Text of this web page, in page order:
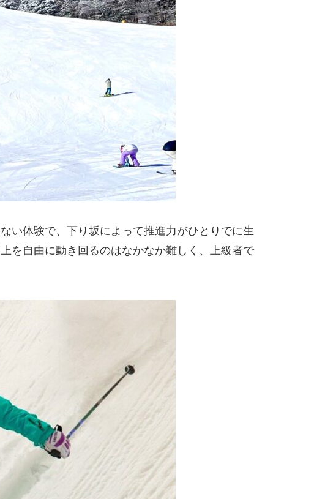
い体験で、下り坂によって推進力がひとりでに生
を自由に動き回るのはなかなか難しく、上級者で